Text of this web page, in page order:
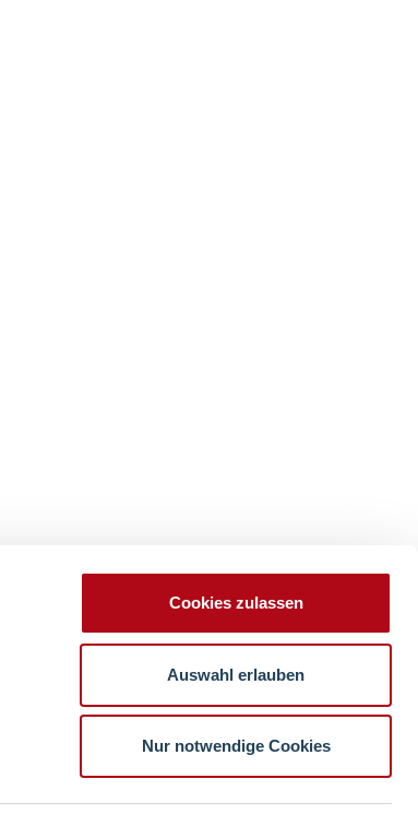
Cookies zulassen
Auswahl erlauben
Nur notwendige Cookies